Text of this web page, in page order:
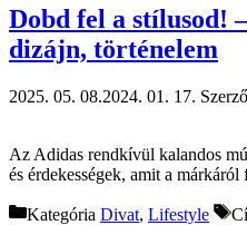
Dobd fel a stílusod!
dizájn, történelem
2025. 05. 08.2024. 01. 17.
Az Adidas rendkívül kalandos
és érdekességek, amit a
Kategória Divat, Lifestyle